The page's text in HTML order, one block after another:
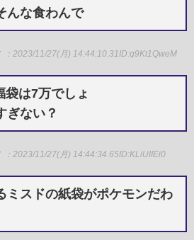
んな食わんで
：2023/11/27(月) 14:44:10.31 ID:q9Kt1QweM
袋は7万でしょ
ぎない？
：2023/11/27(月) 14:44:34.65ID:KLiUIIEi0
ミスドの紙袋がポケモンだわ